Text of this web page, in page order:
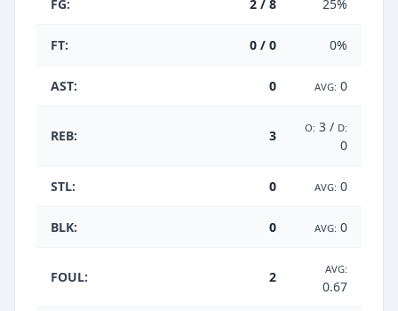
FG: 2 / 8 25%
FT: 0 / 0 0%
AST: 0 AVG: 0
REB: 3 O: 3 / D:
0
STL: 0 AVG: 0
BLK: 0 AVG: 0
FOUL: 2 AVG:
0.67